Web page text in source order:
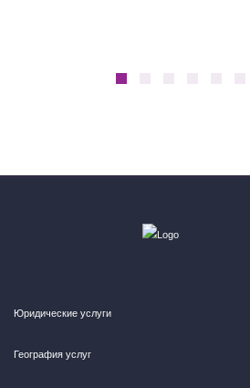
Юридические услуги
География услуг